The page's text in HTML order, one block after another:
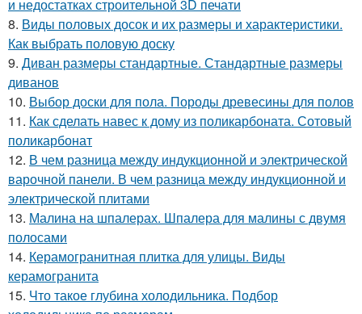
и недостатках строительной 3D печати
8. Виды половых досок и их размеры и характеристики.
Как выбрать половую доску
9. Диван размеры стандартные. Стандартные размеры
диванов
10. Выбор доски для пола. Породы древесины для полов
11. Как сделать навес к дому из поликарбоната. Сотовый
поликарбонат
12. В чем разница между индукционной и электрической
варочной панели. В чем разница между индукционной и
электрической плитами
13. Малина на шпалерах. Шпалера для малины с двумя
полосами
14. Керамогранитная плитка для улицы. Виды
керамогранита
15. Что такое глубина холодильника. Подбор